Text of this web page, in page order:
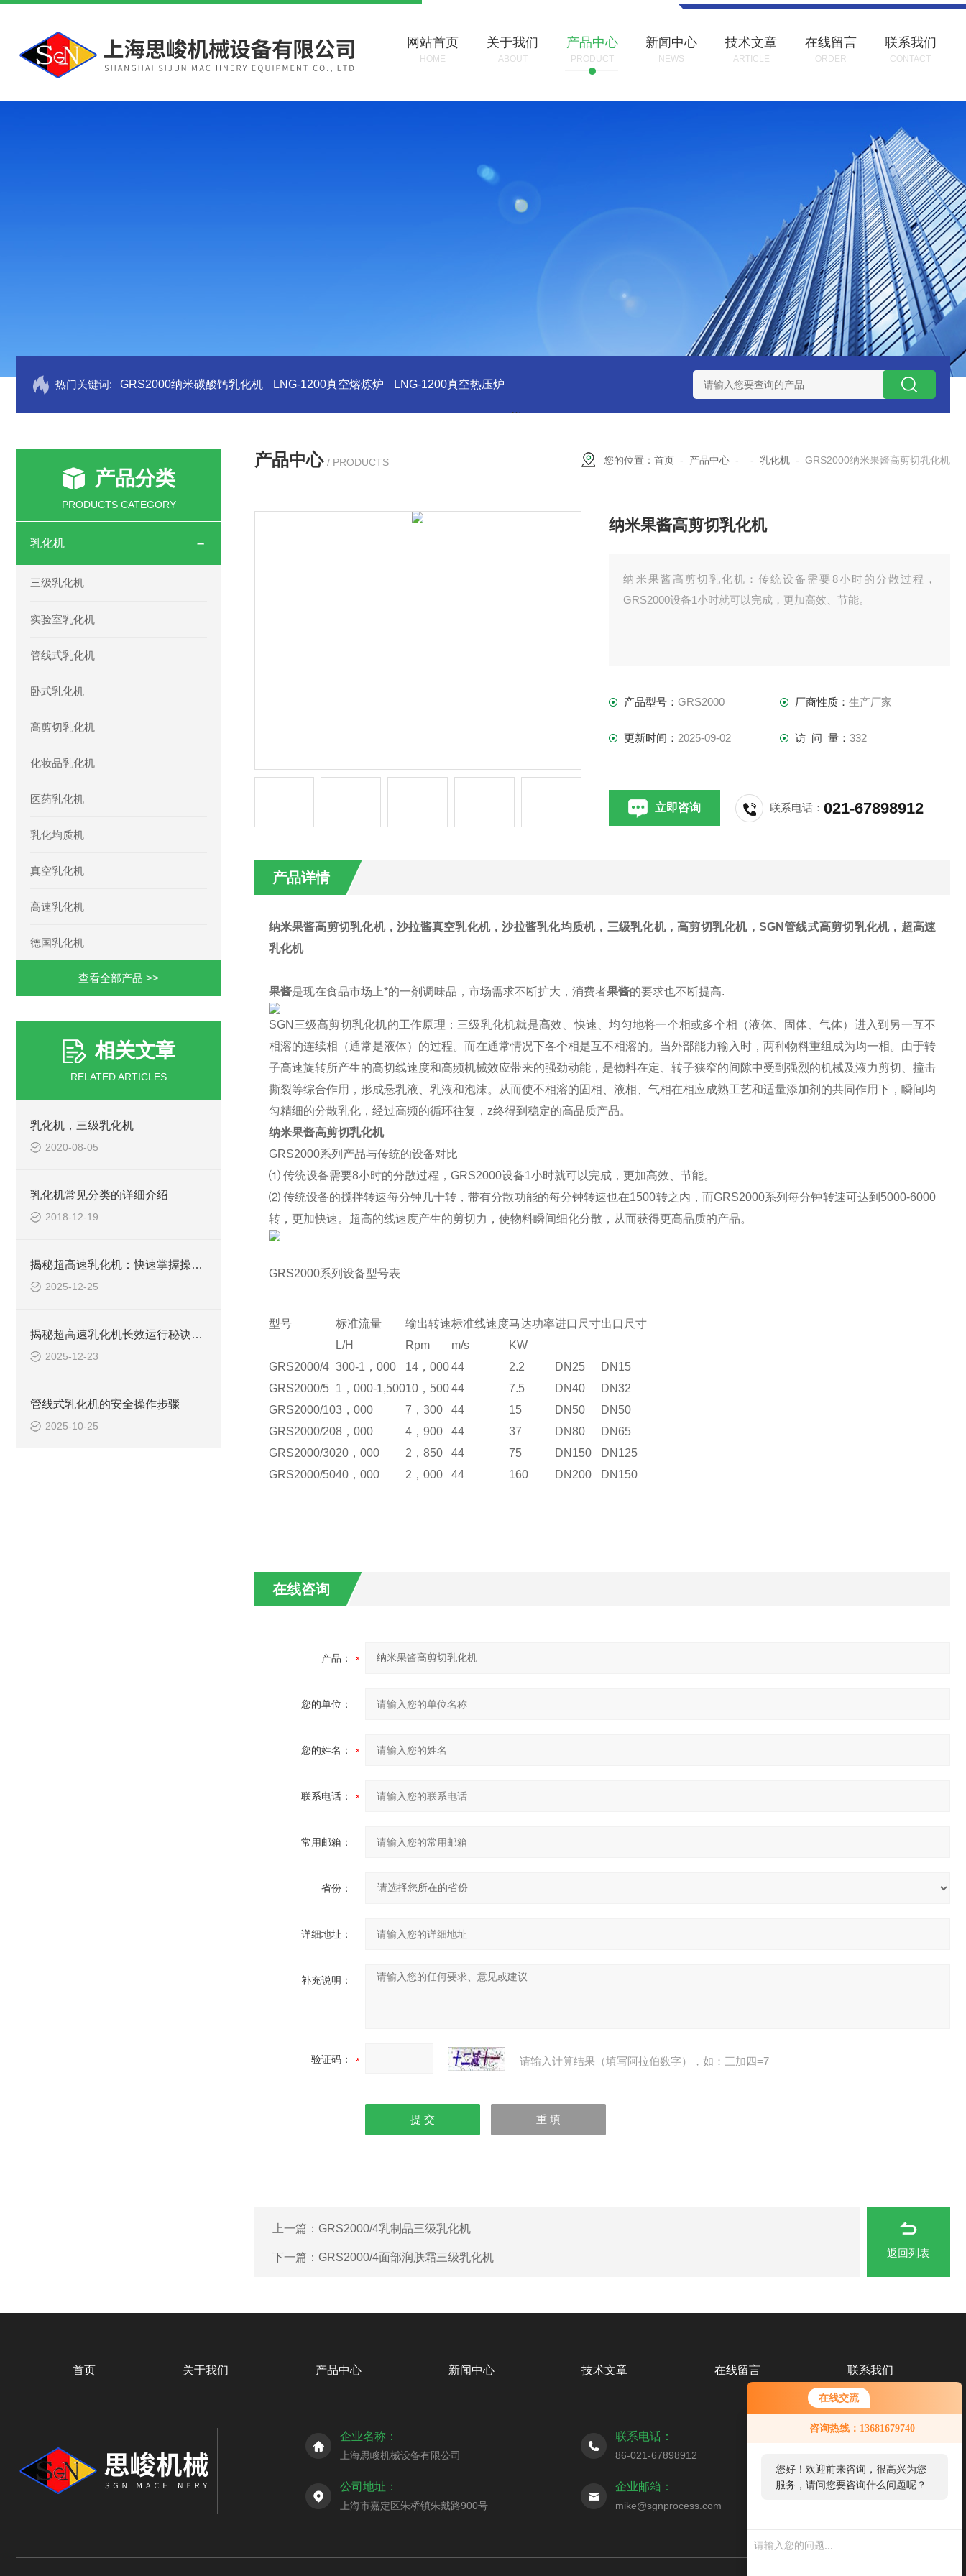
在线交流
咨询热线：13681679740
您好！欢迎前来咨询，很高兴为您
服务，请问您要咨询什么问题呢？
网站首页
HOME
关于我们
ABOUT
产品中心
PRODUCT
新闻中心
NEWS
技术文章
ARTICLE
在线留言
ORDER
联系我们
CONTACT
热门关键词: GRS2000纳米碳酸钙乳化机 LNG-1200真空熔炼炉 LNG-1200真空热压炉 LNHZ-1200碳包覆回转炉 LNHZ-1200可倾斜式回转炉
产品分类
PRODUCTS CATEGORY
乳化机
三级乳化机
实验室乳化机
管线式乳化机
卧式乳化机
高剪切乳化机
化妆品乳化机
医药乳化机
乳化均质机
真空乳化机
高速乳化机
德国乳化机
查看全部产品 >>
相关文章
RELATED ARTICLES
乳化机，三级乳化机
2020-08-05
乳化机常见分类的详细介绍
2018-12-19
揭秘超高速乳化机：快速掌握操作秘籍！
2025-12-25
揭秘超高速乳化机长效运行秘诀：简单保养大不同！
2025-12-23
管线式乳化机的安全操作步骤
2025-10-25
产品中心 / PRODUCTS 您的位置： 首页 - 产品中心 - - 乳化机 - GRS2000纳米果酱高剪切乳化机
纳米果酱高剪切乳化机
纳米果酱高剪切乳化机：传统设备需要8小时的分散过程，
GRS2000设备1小时就可以完成，更加高效、节能。
产品型号：GRS2000 厂商性质： 生产厂家
更新时间： 2025-09-02 访 问 量： 332
立即咨询 联系电话：021-67898912
产品详情
纳米果酱高剪切乳化机，沙拉酱真空乳化机，沙拉酱乳化均质机，三级乳化机，高剪切乳化机， SGN管线式高剪切乳化机，超高速
乳化机
果酱是现在食品市场上*的一剂调味品，市场需求不断扩大，消费者果酱的要求也不断提高.
SGN 三级高剪切乳化机的工作原理： 三级乳化机就是高效、快速、均匀地将一个相或多个相（液体、固体、气体）进入到另一互不
相溶的连续相（通常是液体）的过程。而在通常情况下各个相是互不相溶的。当外部能力输入时，两种物料重组成为均一相。由于转
子高速旋转所产生的高切线速度和高频机械效应带来的强劲动能，是物料在定、转子狭窄的间隙中受到强烈的机械及液力剪切、撞击
撕裂等综合作用，形成悬乳液、乳液和泡沫。从而使不相溶的固相、液相、气相在相应成熟工艺和适量添加剂的共同作用下，瞬间均
匀精细的分散乳化，经过高频的循环往复，z终得到稳定的高品质产品。
纳米果酱高剪切乳化机
GRS2000系列产品与传统的设备对比
⑴ 传统设备需要8小时的分散过程， GRS2000设备1小时就可以完成，更加高效、节能。
⑵ 传统设备的搅拌转速每分钟几十转，带有分散功能的每分钟转速也在1500转之内，而GRS2000系列每分钟转速可达到5000-6000
转，更加快速。超高的线速度产生的剪切力，使物料瞬间细化分散，从而获得更高品质的产品。
GRS2000系列设备型号表
型号
标准流量
L/H
输出转速
Rpm
标准线速度
m/s
马达功率
KW
进口尺寸出口尺寸
GRS2000/4 300-1，000 14，000 44 2.2 DN25
DN15
GRS2000/5 1，000-1,50010，500 44 7.5 DN40
DN32
GRS2000/103，000 7，300 44 15 DN50
DN50
GRS2000/208，000 4，900 44 37 DN80
DN65
GRS2000/3020，000 2，850 44 75 DN150
DN125
GRS2000/5040，000 2，000 44 160 DN200 DN150
在线咨询
产品：
您的单位：
您的姓名：
联系电话：
常用邮箱：
省份：
详细地址：
补充说明：
验证码： 请输入计算结果（填写阿拉伯数字），如：三加四=7
上一篇： GRS2000/4乳制品三级乳化机
下一篇： GRS2000/4面部润肤霜三级乳化机 返回列表
首页 关于我们 产品中心 新闻中心 技术文章 在线留言 联系我们
企业名称：
上海思峻机械设备有限公司
联系电话：
86-021-67898912
公司地址：
上海市嘉定区朱桥镇朱戴路900号
企业邮箱：
mike@sgnprocess.com